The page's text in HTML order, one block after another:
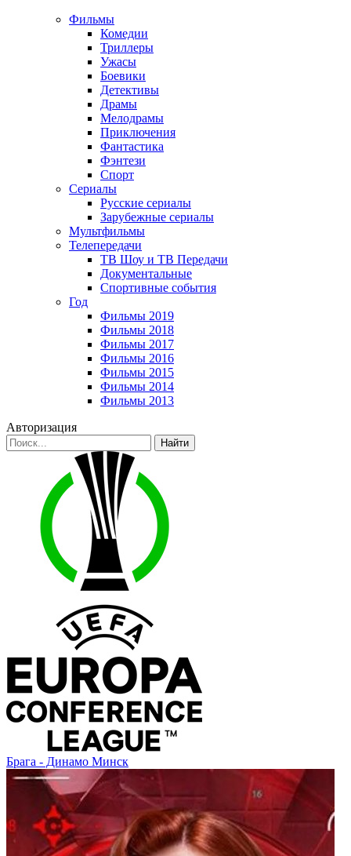
Фильмы
Комедии
Триллеры
Ужасы
Боевики
Детективы
Драмы
Мелодрамы
Приключения
Фантастика
Фэнтези
Спорт
Сериалы
Русские сериалы
Зарубежные сериалы
Мультфильмы
Телепередачи
ТВ Шоу и ТВ Передачи
Документальные
Спортивные события
Год
Фильмы 2019
Фильмы 2018
Фильмы 2017
Фильмы 2016
Фильмы 2015
Фильмы 2014
Фильмы 2013
Авторизация
Найти
Брага - Динамо Минск